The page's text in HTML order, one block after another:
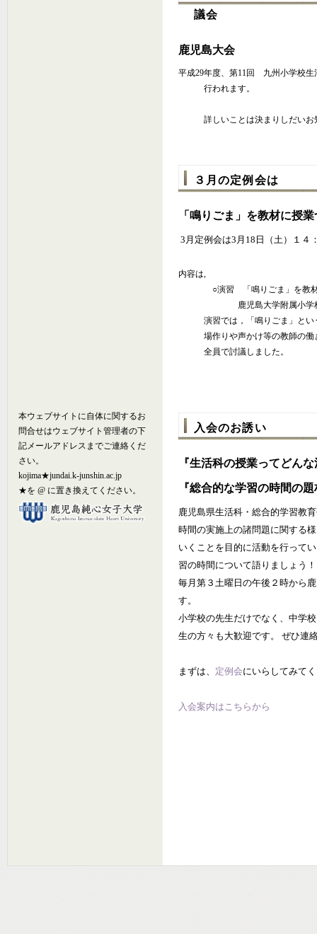
本ウェブサイトに自体に関するお
問合せはウェブサイト管理者の下
記メールアドレスまでご連絡くだ
さい。
kojima★jundai.k-junshin.ac.jp
★を @ に置き換えてください。
議会
鹿児島大会
平成29年度、第11回 九州小学校生
行われます。
詳しいことは決まりしだい
３月の定例会は
「鳴りごま」を教材に授
3月定例会は3月18日（土）１４
内容は,
○演習 「鳴りごま」を教
鹿児島大学附属小学
演習では，「鳴りごま」と
場作りや声かけ等の教師の
全員で討議しました。
入会のお誘い
『生活科の授業ってどん
『総合的な学習の時間の
鹿児島県生活科・総合的学習教
時間の実施上の諸問題に関する
いくことを目的に活動を行って
習の時間について語りましょう
毎月第３土曜日の午後２時から
す。
小学校の先生だけでなく、中学
生の方々も大歓迎です。 ぜひ連
まずは、 定例会にいらしてみて
入会案内はこちらから